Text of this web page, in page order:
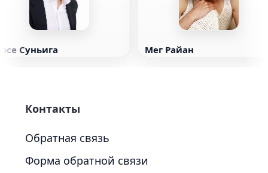
Суньига Мег Райан
Контакты
Обратная связь
Форма обратной связи